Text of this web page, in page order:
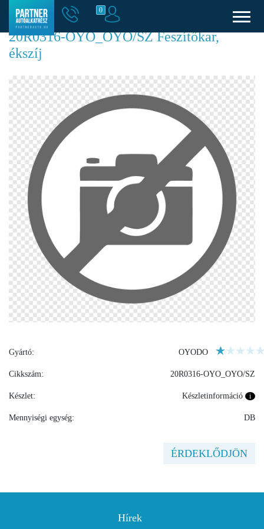
0
20R0316-OYO_OYO/SZ Feszítőkar,
ékszíj
Gyártó: OYODO
Cikkszám: 20R0316-OYO_OYO/SZ
Készlet: Készletinformáció i
Mennyiségi egység: DB
ÉRDEKLŐDJÖN
Hírek